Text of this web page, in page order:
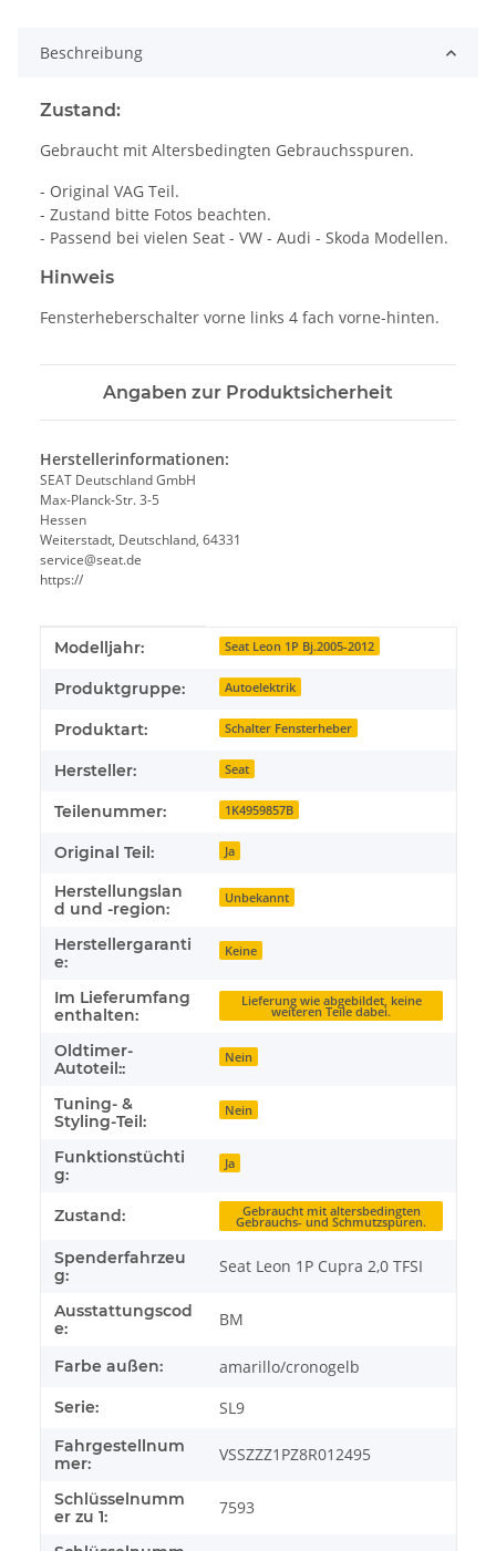
Beschreibung
Zustand:
Gebraucht mit Altersbedingten Gebrauchsspuren.
- Original VAG Teil.
- Zustand bitte Fotos beachten.
- Passend bei vielen Seat - VW - Audi - Skoda Modellen.
Hinweis
Fensterheberschalter vorne links 4 fach vorne-hinten.
Angaben zur Produktsicherheit
Herstellerinformationen:
SEAT Deutschland GmbH
Max-Planck-Str. 3-5
Hessen
Weiterstadt, Deutschland, 64331
service@seat.de
https://
Produkteigenschaft
Wert
Modelljahr: Seat Leon 1P Bj.2005-2012
Produktgruppe: Autoelektrik
Produktart: Schalter Fensterheber
Hersteller: Seat
Teilenummer: 1K4959857B
Original Teil: Ja
Herstellungslan
d und -region:
Unbekannt
Herstellergaranti
e:
Keine
Im Lieferumfang
enthalten:
Lieferung wie abgebildet, keine
weiteren Teile dabei.
Oldtimer-
Autoteil::
Nein
Tuning- &
Styling-Teil:
Nein
Funktionstüchti
g:
Ja
Zustand: Gebraucht mit altersbedingten
Gebrauchs- und Schmutzspuren.
Spenderfahrzeu
g:
Seat Leon 1P Cupra 2,0 TFSI
Ausstattungscod
e:
BM
Farbe außen: amarillo/cronogelb
Serie: SL9
Fahrgestellnum
mer:
VSSZZZ1PZ8R012495
Schlüsselnumm
er zu 1:
7593